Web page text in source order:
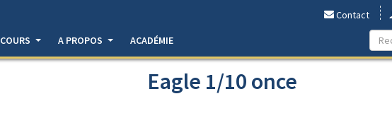
Contact
COURS A PROPOS ACADÉMIE
Eagle 1/10 once